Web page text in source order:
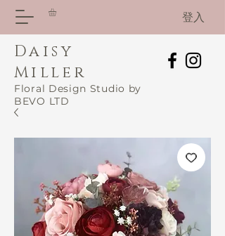
登入
Daisy
Miller
Floral Design Studio by
BEVO LTD